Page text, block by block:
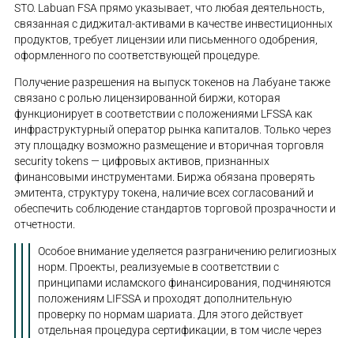
STO. Labuan FSA прямо указывает, что любая деятельность,
связанная с диджитал-активами в качестве инвестиционных
продуктов, требует лицензии или письменного одобрения,
оформленного по соответствующей процедуре.
Получение разрешения на выпуск токенов на Лабуане также
связано с ролью лицензированной биржи, которая
функционирует в соответствии с положениями LFSSA как
инфраструктурный оператор рынка капиталов. Только через
эту площадку возможно размещение и вторичная торговля
security tokens — цифровых активов, признанных
финансовыми инструментами. Биржа обязана проверять
эмитента, структуру токена, наличие всех согласований и
обеспечить соблюдение стандартов торговой прозрачности и
отчетности.
Особое внимание уделяется разграничению религиозных
норм. Проекты, реализуемые в соответствии с
принципами исламского финансирования, подчиняются
положениям LIFSSA и проходят дополнительную
проверку по нормам шариата. Для этого действует
отдельная процедура сертификации, в том числе через